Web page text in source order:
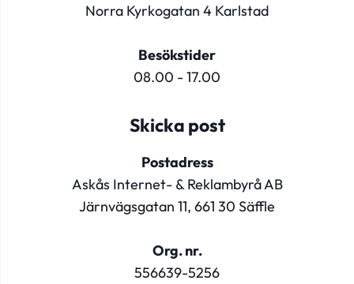
Norra Kyrkogatan 4 Karlstad
Besökstider
08.00 - 17.00
Skicka post
Postadress
Askås Internet- & Reklambyrå AB
Järnvägsgatan 11, 661 30 Säffle
Org. nr.
556639-5256